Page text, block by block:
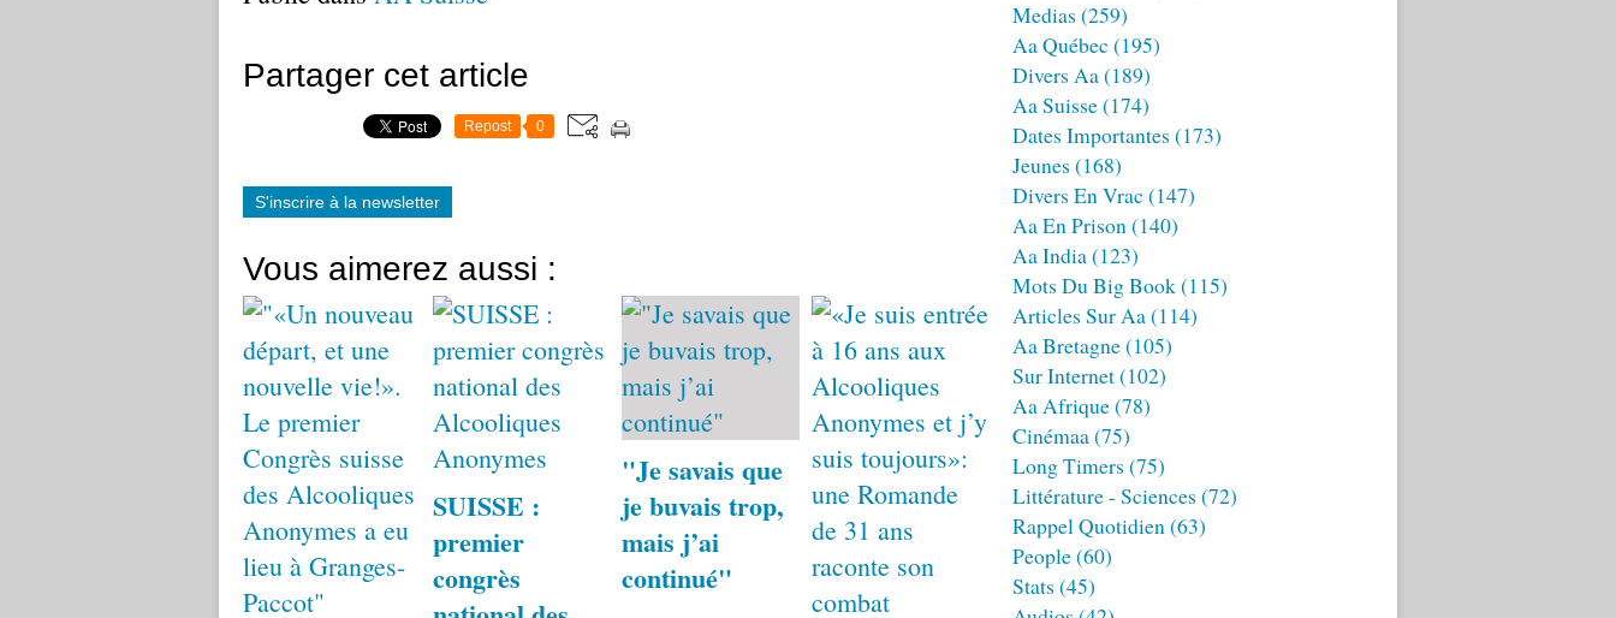
Partager cet article
Repost 0
S'inscrire à la newsletter
Vous aimerez aussi :
SUISSE :
premier
congrès
"Je savais que
je buvais trop,
mais j’ai
continué"
Medias (259)
Aa Québec (195)
Divers Aa(189)
Aa Suisse(174)
Dates Importantes (173)
Jeunes (168)
Divers En Vrac (147)
Aa En Prison(140)
Aa India(123)
Mots Du Big Book(115)
Articles Sur Aa(114)
Aa Bretagne(105)
Sur Internet(102)
Aa Afrique(78)
Cinémaa(75)
Long Timers (75)
Littérature - Sciences (72)
Rappel Quotidien(63)
People(60)
Stats (45)